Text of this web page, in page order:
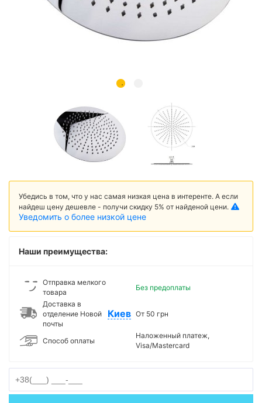
Убедись в том, что у нас самая низкая цена в интеренте. А если
найдеш цену дешевле - получи скидку 5% от найденой цени.
Уведомить о более низкой цене
Наши преимущества:
Отправка мелкого
товара
Без предоплаты
Доставка в
отделение Новой
почты
Киев От 50 грн
Способ оплаты
Наложенный платеж,
Visa/Mastercard